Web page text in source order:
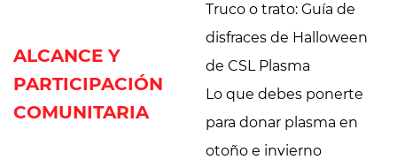
ALCANCE Y
PARTICIPACIÓN
COMUNITARIA
Truco o trato: Guía de
disfraces de Halloween
de CSL Plasma
Lo que debes ponerte
para donar plasma en
otoño e invierno